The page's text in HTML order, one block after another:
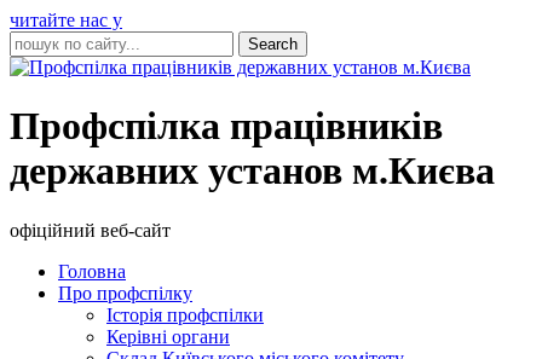
читайте нас у
Профспілка працівників
державних установ м.Києва
офіційний веб-сайт
Головна
Про профспілку
Історія профспілки
Керівні органи